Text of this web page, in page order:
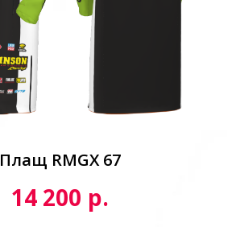
Плащ RMGX 67
14 200 р.